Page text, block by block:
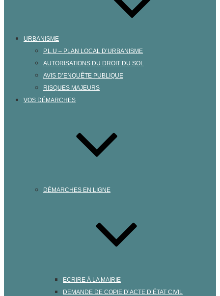
URBANISME
P.L.U – PLAN LOCAL D’URBANISME
AUTORISATIONS DU DROIT DU SOL
AVIS D’ENQUÊTE PUBLIQUE
RISQUES MAJEURS
VOS DÉMARCHES
DÉMARCHES EN LIGNE
ECRIRE À LA MAIRIE
DEMANDE DE COPIE D’ACTE D’ÉTAT CIVIL